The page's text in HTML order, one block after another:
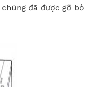
chúng đã được gỡ bỏ